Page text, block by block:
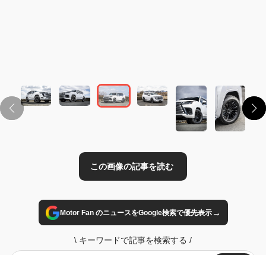
Motor Fan のニュースをGoogle検索で優先表示→
\ キーワードで記事を検索する /